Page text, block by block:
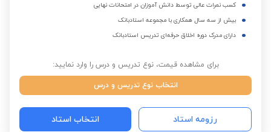
کسب نمرات عالی توسط دانش آموزان در امتحانات نهایی
بیش از سه سال همکاری با مجموعه استادبانک
دارای مدرک دوره اخلاق حرفه‌ای تدریس استادبانک
برای مشاهده قیمت، نوع تدریس و درس را وارد نمایید:
انتخاب نوع تدریس و درس
رزومه استاد انتخاب استاد